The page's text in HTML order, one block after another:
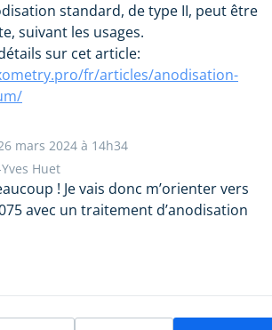
standard, de type II, peut être
suivant les usages.
sur cet article:
fr/articles/anodisation-
mars 2024 à 14h34
Huet
! Je vais donc m’orienter vers
avec un traitement d’anodisation